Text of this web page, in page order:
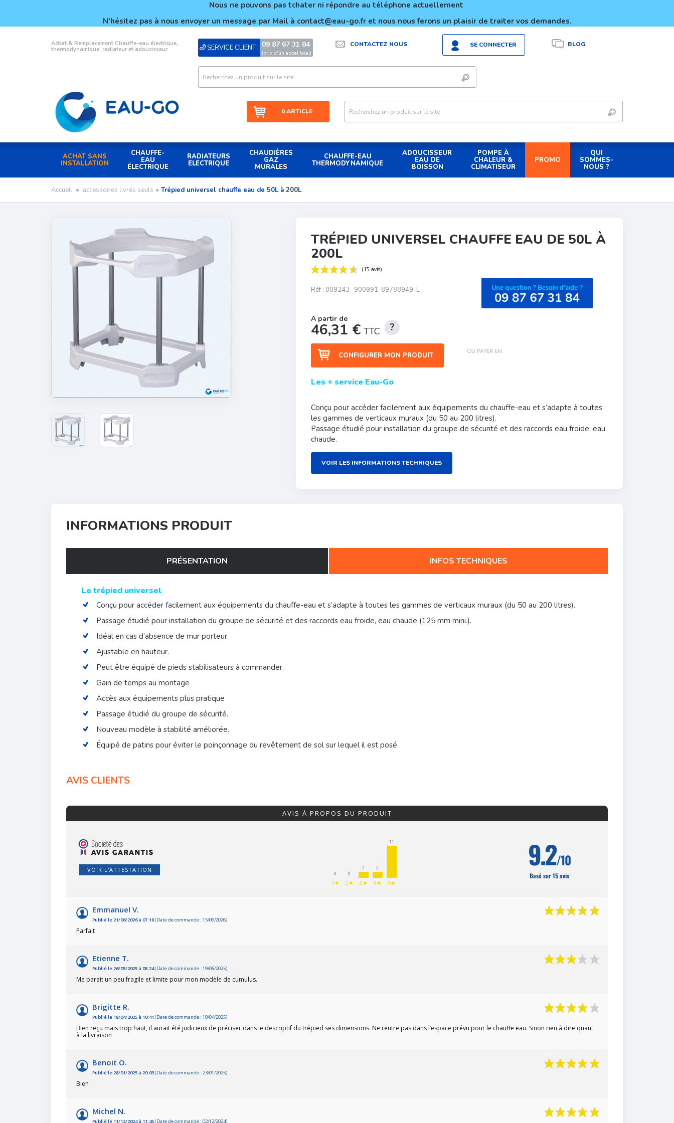
Nous ne pouvons pas tchater ni répondre au téléphone actuellement
N'hésitez pas à nous envoyer un message par Mail à contact@eau-go.fr et nous nous ferons un plaisir de traiter vos demandes.
Achat & Remplacement Chauffe-eau électrique,
thermodynamique, radiateur et adoucisseur
SERVICE CLIENT : 09 87 67 31 84
(prix d'un appel local)
CONTACTEZ NOUS SE CONNECTER BLOG
0 ARTICLE
ACHAT SANS
INSTALLATION
CHAUFFE-
EAU
ÉLECTRIQUE
RADIATEURS
ELECTRIQUE
CHAUDIÈRES
GAZ
MURALES
CHAUFFE-EAU
THERMODYNAMIQUE
ADOUCISSEUR
EAU DE
BOISSON
POMPE À
CHALEUR &
CLIMATISEUR
PROMO
QUI
SOMMES-
NOUS ?
Accueil • accessoires livrés seuls • Trépied universel chauffe eau de 50L à 200L
TRÉPIED UNIVERSEL CHAUFFE EAU DE 50L À
200L
Réf : 009243- 900991-89788949-L
46,31 € TTC
CONFIGURER MON PRODUIT
OU PAYER EN
Les + service Eau-Go
Conçu pour accéder facilement aux équipements du chauffe-eau et s’adapte à toutes
les gammes de verticaux muraux (du 50 au 200 litres).
Passage étudié pour installation du groupe de sécurité et des raccords eau froide, eau
chaude.
VOIR LES INFORMATIONS TECHNIQUES
INFORMATIONS PRODUIT
PRÉSENTATION INFOS TECHNIQUES
Le trépied universel
Conçu pour accéder facilement aux équipements du chauffe-eau et s’adapte à toutes les gammes de verticaux muraux (du 50 au 200 litres).
Passage étudié pour installation du groupe de sécurité et des raccords eau froide, eau chaude (125 mm mini.).
Idéal en cas d’absence de mur porteur.
Ajustable en hauteur.
Peut être équipé de pieds stabilisateurs à commander.
Gain de temps au montage
Accès aux équipements plus pratique
Passage étudié du groupe de sécurité.
Nouveau modèle à stabilité améliorée.
Équipé de patins pour éviter le poinçonnage du revêtement de sol sur lequel il est posé.
AVIS CLIENTS
AVIS À PROPOS DU PRODUIT
VOIR L'ATTESTATION
0
1★
0
2★
2
3★
2
4★
11
5★
9.2/10
Basé sur 15 avis
Emmanuel V.
Publié le 21/06/2026 à 07:18(Date de commande : 15/06/2026)
Parfait
Etienne T.
Publié le 26/05/2025 à 08:24(Date de commande : 19/05/2025)
Me parait un peu fragile et limite pour mon modèle de cumulus.
Brigitte R.
Publié le 18/04/2025 à 10:41 (Date de commande : 10/04/2025)
Bien reçu mais trop haut, il aurait été judicieux de préciser dans le descriptif du trépied ses dimensions. Ne rentre pas dans l’espace prévu pour le chauffe eau. Sinon rien à dire quant
à la livraison
Benoit O.
Publié le 28/01/2025 à 20:03(Date de commande : 23/01/2025)
Bien
Michel N.
Publié le 11/12/2024 à 11:45(Date de commande : 02/12/2024)